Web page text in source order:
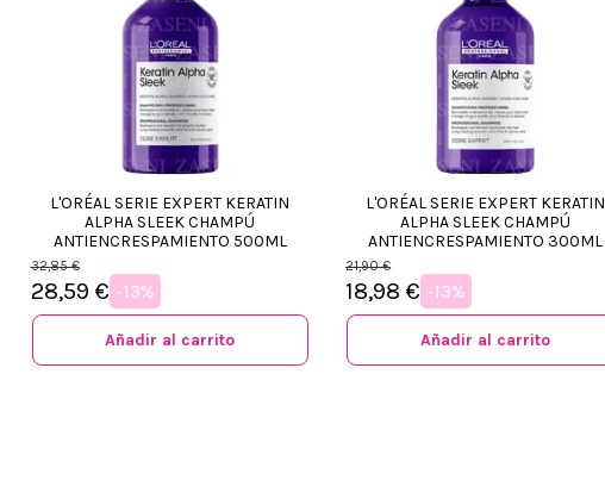
L'ORÉAL SERIE EXPERT KERATIN
ALPHA SLEEK CHAMPÚ
ANTIENCRESPAMIENTO 500ML
32,85 €
28,59 € -13%
Añadir al carrito
L'ORÉAL SERIE EXPERT KERATIN
ALPHA SLEEK CHAMPÚ
ANTIENCRESPAMIENTO 300ML
21,90 €
18,98 € -13%
Añadir al carrito